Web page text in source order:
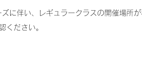
に伴い、レギュラークラスの開催場所が
ください。